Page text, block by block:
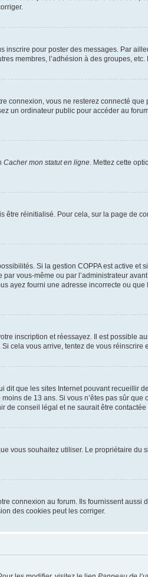
pour poster des messages. Par
membres, l’adhésion à des groupes,
connexion, vous ne resterez connecté
un ordinateur public pour accéder au
Cacher mon statut en ligne. Mettez cette
être réinitialisé. Pour cela, sur la page de
Si la gestion COPPA est active
vous-même ou par l’administrateur
ayez fourni une adresse incorrecte ou
inscription et réessayez. Il est possible
cela vous arrive, tentez de vous réinscrire
dit que les sites Internet pouvant recueillir
de 13 ans. Si vous n’êtes pas sûr
conseil légal et ne saurait être
vous souhaitez utiliser. Le propriétaire
connexion au forum. Ils fournissent
des cookies peut les corriger.